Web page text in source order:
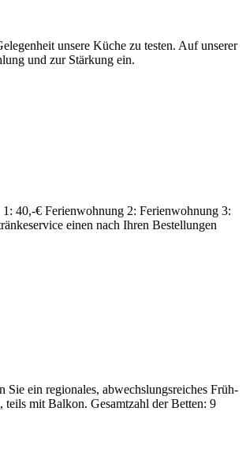
unsere Küche zu testen. Auf unserer
und zur Stär­kung ein.
40,-€ Feri­en­woh­nung 2: Feri­en­woh­nung 3:
einen nach Ihren Bestel­lungen
Sie ein regio­nales, abwechs­lungs­rei­ches Früh­
mit Balkon. Gesamt­zahl der Betten: 9